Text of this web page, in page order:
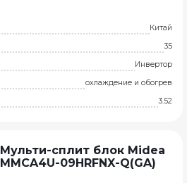
Китай
35
Инвертор
охлаждение и обогрев
3.52
Мульти-сплит блок Midea
MMCA4U-09HRFNX-Q(GA)